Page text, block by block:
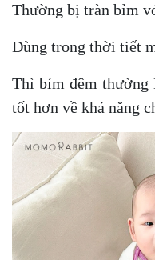
Thường bị tràn bỉm
Dùng trong thời tiết
Thì bỉm đêm thường
tốt hơn về khả năng